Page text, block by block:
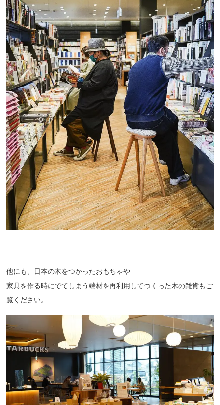
他にも、日本の木をつかったおもちゃや
家具を作る時にでてしまう端材を再利用してつくった木の雑貨もご
覧ください。